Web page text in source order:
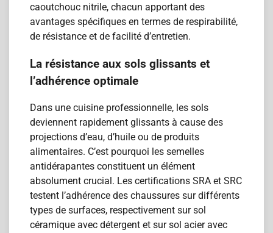
caoutchouc nitrile, chacun apportant des
avantages spécifiques en termes de respirabilité,
de résistance et de facilité d’entretien.
La résistance aux sols glissants et
l’adhérence optimale
Dans une cuisine professionnelle, les sols
deviennent rapidement glissants à cause des
projections d’eau, d’huile ou de produits
alimentaires. C’est pourquoi les semelles
antidérapantes constituent un élément
absolument crucial. Les certifications SRA et SRC
testent l’adhérence des chaussures sur différents
types de surfaces, respectivement sur sol
céramique avec détergent et sur sol acier avec